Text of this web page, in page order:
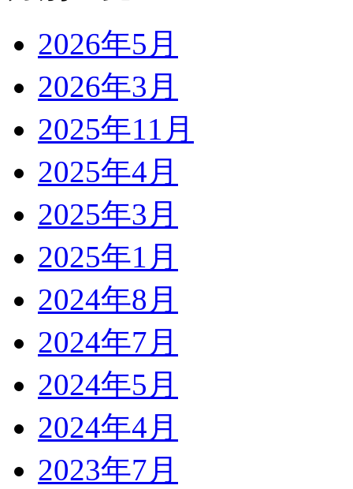
2026年5月
2026年3月
2025年11月
2025年4月
2025年3月
2025年1月
2024年8月
2024年7月
2024年5月
2024年4月
2023年7月